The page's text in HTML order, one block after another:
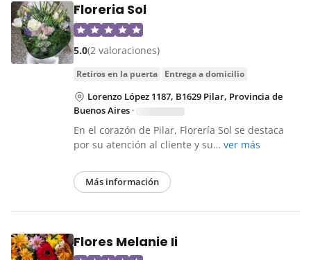
Floreria Sol
5.0(2 valoraciones)
retiros en la puerta entrega a domicilio
Lorenzo López 1187, B1629 Pilar, Provincia de
Buenos Aires ·
En el corazón de Pilar, Florería Sol se destaca
por su atención al cliente y su… ver más
Más información
Flores Melanie Ii